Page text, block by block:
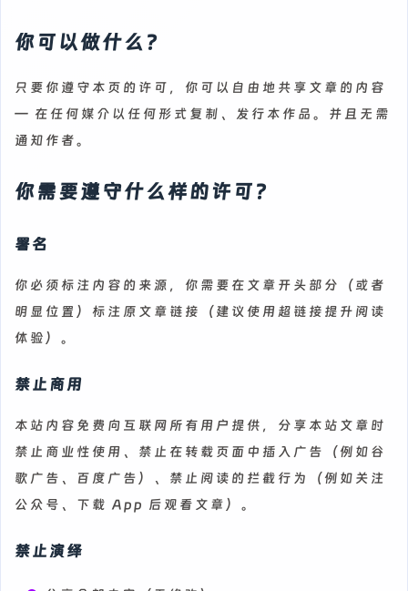
你可以做什么？
只要你遵守本页的许可，你可以自由地共享文章的内容
— 在任何媒介以任何形式复制、发行本作品。并且无需
通知作者。
你需要遵守什么样的许可？
署名
你必须标注内容的来源，你需要在文章开头部分（或者
明显位置）标注原文章链接（建议使用超链接提升阅读
体验）。
禁止商用
本站内容免费向互联网所有用户提供，分享本站文章时
禁止商业性使用、禁止在转载页面中插入广告（例如谷
歌广告、百度广告）、禁止阅读的拦截行为（例如关注
公众号、下载 App 后观看文章）。
禁止演绎